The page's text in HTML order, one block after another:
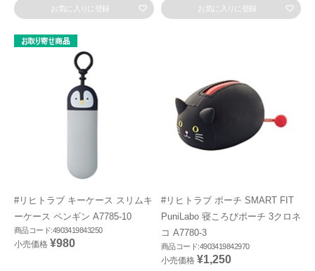
お気に入りに登録 お気に入りに登録
#リヒトラブ キーケース スリムキ
ーケース ペンギン A7785-10
商品コード:4903419843250
小売価格 ¥980
#リヒトラブ ポーチ SMART FIT
PuniLabo 寝ころびポーチ 3クロネ
コ A7780-3
商品コード:4903419842970
小売価格 ¥1,250